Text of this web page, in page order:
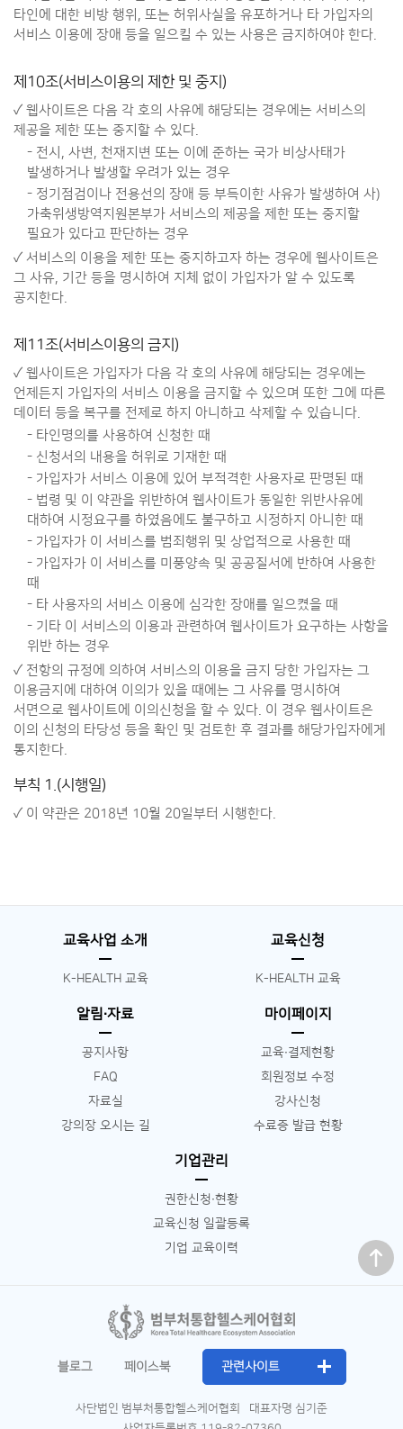
타인에 대한 비방 행위, 또는 허위사실을 유포하거나 타 가입자의
서비스 이용에 장애 등을 일으킬 수 있는 사용은 금지하여야 한다.
제10조(서비스이용의 제한 및 중지)
✓ 웹사이트은 다음 각 호의 사유에 해당되는 경우에는 서비스의
제공을 제한 또는 중지할 수 있다.
- 전시, 사변, 천재지변 또는 이에 준하는 국가 비상사태가
발생하거나 발생할 우려가 있는 경우
- 정기점검이나 전용선의 장애 등 부득이한 사유가 발생하여 사)
가축위생방역지원본부가 서비스의 제공을 제한 또는 중지할
필요가 있다고 판단하는 경우
✓ 서비스의 이용을 제한 또는 중지하고자 하는 경우에 웹사이트은
그 사유, 기간 등을 명시하여 지체 없이 가입자가 알 수 있도록
공지한다.
제11조(서비스이용의 금지)
✓ 웹사이트은 가입자가 다음 각 호의 사유에 해당되는 경우에는
언제든지 가입자의 서비스 이용을 금지할 수 있으며 또한 그에 따른
데이터 등을 복구를 전제로 하지 아니하고 삭제할 수 있습니다.
- 타인명의를 사용하여 신청한 때
- 신청서의 내용을 허위로 기재한 때
- 가입자가 서비스 이용에 있어 부적격한 사용자로 판명된 때
- 법령 및 이 약관을 위반하여 웹사이트가 동일한 위반사유에
대하여 시정요구를 하였음에도 불구하고 시정하지 아니한 때
- 가입자가 이 서비스를 범죄행위 및 상업적으로 사용한 때
- 가입자가 이 서비스를 미풍양속 및 공공질서에 반하여 사용한
때
- 타 사용자의 서비스 이용에 심각한 장애를 일으켰을 때
- 기타 이 서비스의 이용과 관련하여 웹사이트가 요구하는 사항을
위반 하는 경우
✓ 전항의 규정에 의하여 서비스의 이용을 금지 당한 가입자는 그
이용금지에 대하여 이의가 있을 때에는 그 사유를 명시하여
서면으로 웹사이트에 이의신청을 할 수 있다. 이 경우 웹사이트은
이의 신청의 타당성 등을 확인 및 검토한 후 결과를 해당가입자에게
통지한다.
부칙 1.(시행일)
✓ 이 약관은 2018년 10월 20일부터 시행한다.
교육사업 소개
K-HEALTH 교육
교육신청
K-HEALTH 교육
알림∙자료
공지사항
FAQ
자료실
강의장 오시는 길
마이페이지
교육∙결제현황
회원정보 수정
강사신청
수료증 발급 현황
기업관리
권한신청∙현황
교육신청 일괄등록
기업 교육이력
맨 위로
블로그 페이스북 관련사이트
사단법인 범부처통합헬스케어협회
대표자명 심기준